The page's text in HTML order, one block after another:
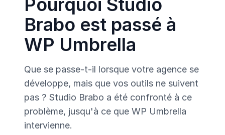
Pourquoi Studio
Brabo est passé à
WP Umbrella
Que se passe-t-il lorsque votre agence se
développe, mais que vos outils ne suivent
pas ? Studio Brabo a été confronté à ce
problème, jusqu'à ce que WP Umbrella
intervienne.